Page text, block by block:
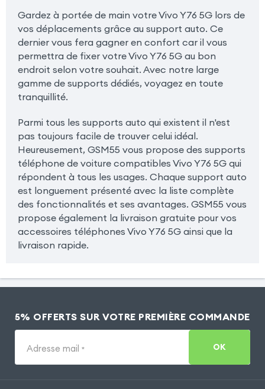
Gardez à portée de main votre Vivo Y76 5G lors de
vos déplacements grâce au support auto. Ce
dernier vous fera gagner en confort car il vous
permettra de fixer votre Vivo Y76 5G au bon
endroit selon votre souhait. Avec notre large
gamme de supports dédiés, voyagez en toute
tranquillité.
Parmi tous les supports auto qui existent il n'est
pas toujours facile de trouver celui idéal.
Heureusement, GSM55 vous propose des supports
téléphone de voiture compatibles Vivo Y76 5G qui
répondent à tous les usages. Chaque support auto
est longuement présenté avec la liste complète
des fonctionnalités et ses avantages. GSM55 vous
propose également la livraison gratuite pour vos
accessoires téléphones Vivo Y76 5G ainsi que la
livraison rapide.
5% OFFERTS SUR VOTRE PREMIÈRE COMMANDE
Adresse mail * OK